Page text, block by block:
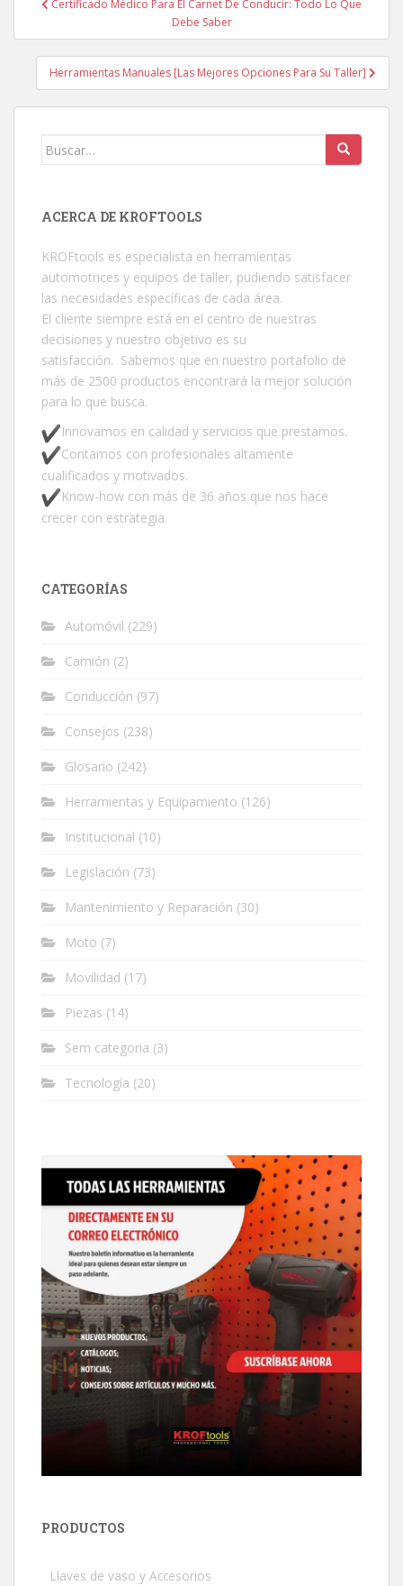
Navegación de entradas
Certificado Médico Para El Carnet De Conducir: Todo Lo Que
Debe Saber
Herramientas Manuales [Las Mejores Opciones Para Su Taller]
Buscar:
ACERCA DE KROFTOOLS
KROFtools es especialista en herramientas
automotrices y equipos de taller, pudiendo satisfacer
las necesidades específicas de cada área.
El cliente siempre está en el centro de nuestras
decisiones y nuestro objetivo es su
satisfacción. Sabemos que en nuestro portafolio de
más de 2500 productos encontrará la mejor solución
para lo que busca.
Innovamos en calidad y servicios que prestamos.
Contamos con profesionales altamente
cualificados y motivados.
Know-how con más de 36 años que nos hace
crecer con estrategia.
CATEGORÍAS
Automóvil (229)
Camión (2)
Conducción (97)
Consejos (238)
Glosario (242)
Herramientas y Equipamiento (126)
Institucional (10)
Legislación (73)
Mantenimiento y Reparación (30)
Moto (7)
Movilidad (17)
Piezas (14)
Sem categoria (3)
Tecnología (20)
PRODUCTOS
Llaves de vaso y Accesorios